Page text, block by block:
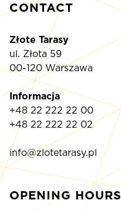
CONTACT
Złote Tarasy
ul. Złota 59
00-120 Warszawa
Informacja
+48 22 222 22 00
+48 22 222 22 02
info@zlotetarasy.pl
OPENING HOURS